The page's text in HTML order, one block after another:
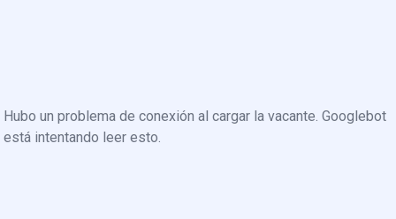
Hubo un problema de conexión al cargar la vacante. Googlebot
está intentando leer esto.